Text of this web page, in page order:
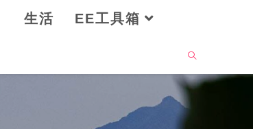
生活 EE工具箱